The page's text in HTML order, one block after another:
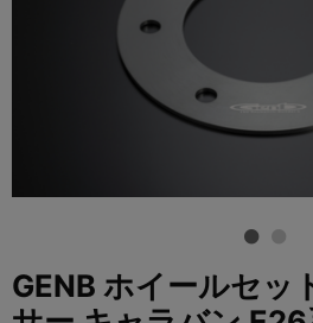
GENB ホイールセッ